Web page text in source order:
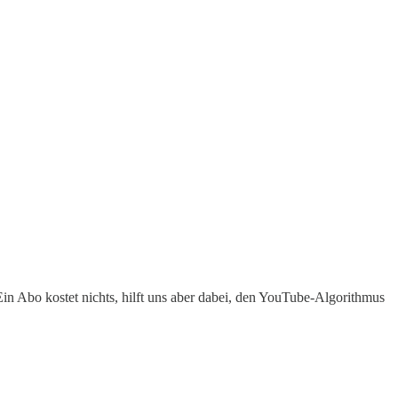
Abo kostet nichts, hilft uns aber dabei, den YouTube-Algorithmus